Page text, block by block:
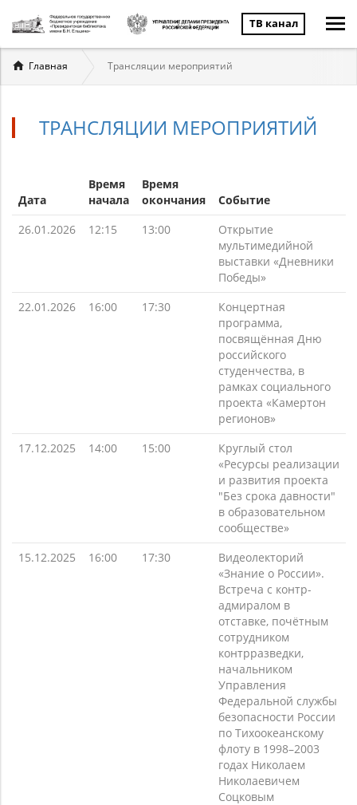
ТВ канал
Вы
здесь
Главная Трансляции мероприятий
ТРАНСЛЯЦИИ МЕРОПРИЯТИЙ
Дата
Время
начала
Время
окончания
Событие
26.01.2026
12:15 13:00
Открытие
мультимедийной
выставки «Дневники
Победы»
22.01.2026
16:00 17:30
Концертная
программа,
посвящённая Дню
российского
студенчества, в
рамках социального
проекта «Камертон
регионов»
17.12.2025
14:00 15:00
Круглый стол
«Ресурсы реализации
и развития проекта
"Без срока давности"
в образовательном
сообществе»
15.12.2025
16:00 17:30
Видеолекторий
«Знание о России».
Встреча с контр-
адмиралом в
отставке, почётным
сотрудником
контрразведки,
начальником
Управления
Федеральной службы
безопасности России
по Тихоокеанскому
флоту в 1998–2003
годах Николаем
Николаевичем
Соцковым